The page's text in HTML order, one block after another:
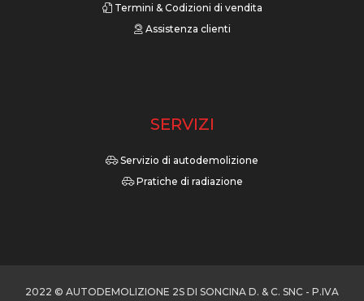
Termini & Codizioni di vendita
Assistenza clienti
SERVIZI
Servizio di autodemolizione
Pratiche di radiazione
2022 © AUTODEMOLIZIONE 2S DI SONCINA D. & C. SNC - P.IVA